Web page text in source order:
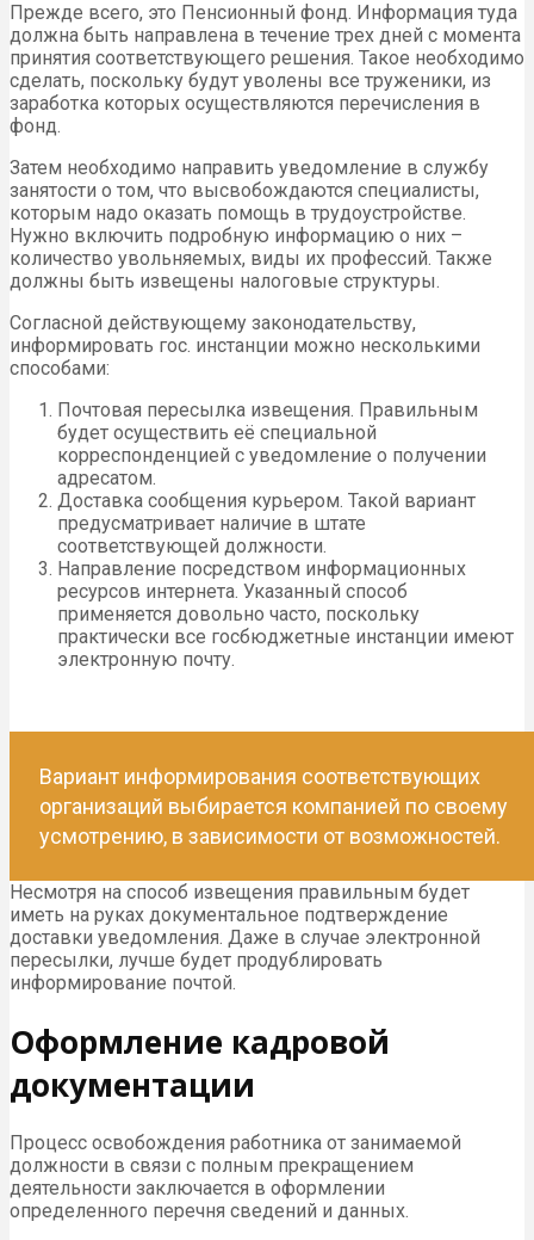
Прежде всего, это Пенсионный фонд. Информация туда
должна быть направлена в течение трех дней с момента
принятия соответствующего решения. Такое необходимо
сделать, поскольку будут уволены все труженики, из
заработка которых осуществляются перечисления в
фонд.
Затем необходимо направить уведомление в службу
занятости о том, что высвобождаются специалисты,
которым надо оказать помощь в трудоустройстве.
Нужно включить подробную информацию о них –
количество увольняемых, виды их профессий. Также
должны быть извещены налоговые структуры.
Согласной действующему законодательству,
информировать гос. инстанции можно несколькими
способами:
Почтовая пересылка извещения. Правильным
будет осуществить её специальной
корреспонденцией с уведомление о получении
адресатом.
Доставка сообщения курьером. Такой вариант
предусматривает наличие в штате
соответствующей должности.
Направление посредством информационных
ресурсов интернета. Указанный способ
применяется довольно часто, поскольку
практически все госбюджетные инстанции имеют
электронную почту.
Вариант информирования соответствующих
организаций выбирается компанией по своему
усмотрению, в зависимости от возможностей.
Несмотря на способ извещения правильным будет
иметь на руках документальное подтверждение
доставки уведомления. Даже в случае электронной
пересылки, лучше будет продублировать
информирование почтой.
Оформление кадровой
документации
Процесс освобождения работника от занимаемой
должности в связи с полным прекращением
деятельности заключается в оформлении
определенного перечня сведений и данных.